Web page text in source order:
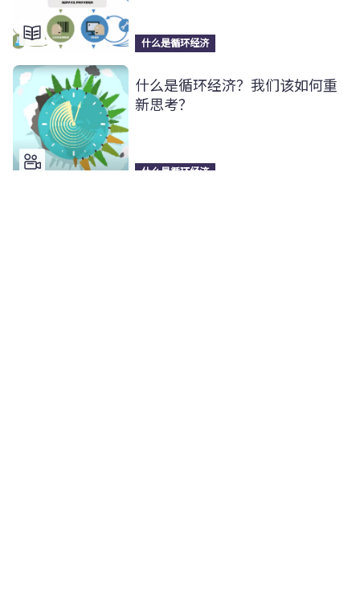
什么是循环经济
什么是循环经济
什么是循环经济？我们该如何重
新思考？